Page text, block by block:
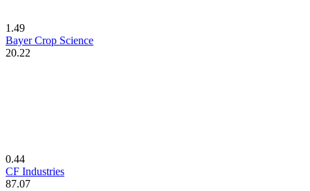
1.49
Bayer Crop Science
20.22
0.44
CF Industries
87.07